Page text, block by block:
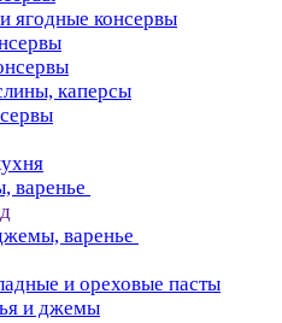
ягодные консервы
каперсы
варенье
варенье
и ореховые пасты
и джемы